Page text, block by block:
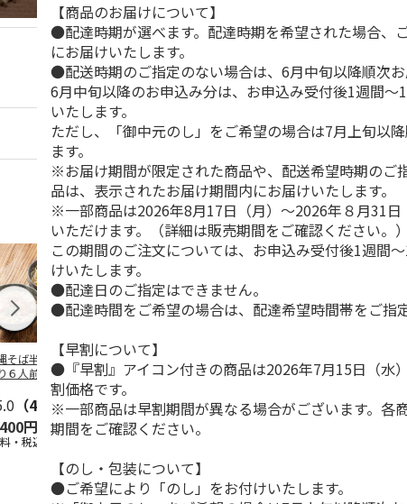
そば半生麺 欲
６人前セット
（4）
円
・税込)
＜ぴょんぴょん舎＞
盛岡冷麺詰合せＡ
（４食）
5.0（1）
2,860円
(送料・税込)
ばセット
ば２食・沖縄
【商品のお届けについて】
●配達時期が選べます。配達時期を希望された場合、
にお届けいたします。
●配送時期のご指定のない場合は、6月中旬以降順次お
6月中旬以降のお申込み分は、お申込み受付後1週間～
いたします。
ただし、「御中元のし」をご希望の場合は7月上旬以
ます。
※お届け期間が限定された商品や、配送希望時期のご
品は、表示されたお届け期間内にお届けいたします。
※一部商品は2026年8月17日（月）～2026年８月31日
いただけます。（詳細は販売期間をご確認ください。）
この期間のご注文については、お申込み受付後1週間
けいたします。
●配達日のご指定はできません。
●配達時間をご希望の場合は、配達希望時間帯をご指
【早割について】
●『早割』アイコン付きの商品は2026年7月15日（水
割価格です。
※一部商品は早割期間が異なる場合がございます。各
期間をご確認ください。
【のし・包装について】
●ご希望により「のし」をお付けいたします。